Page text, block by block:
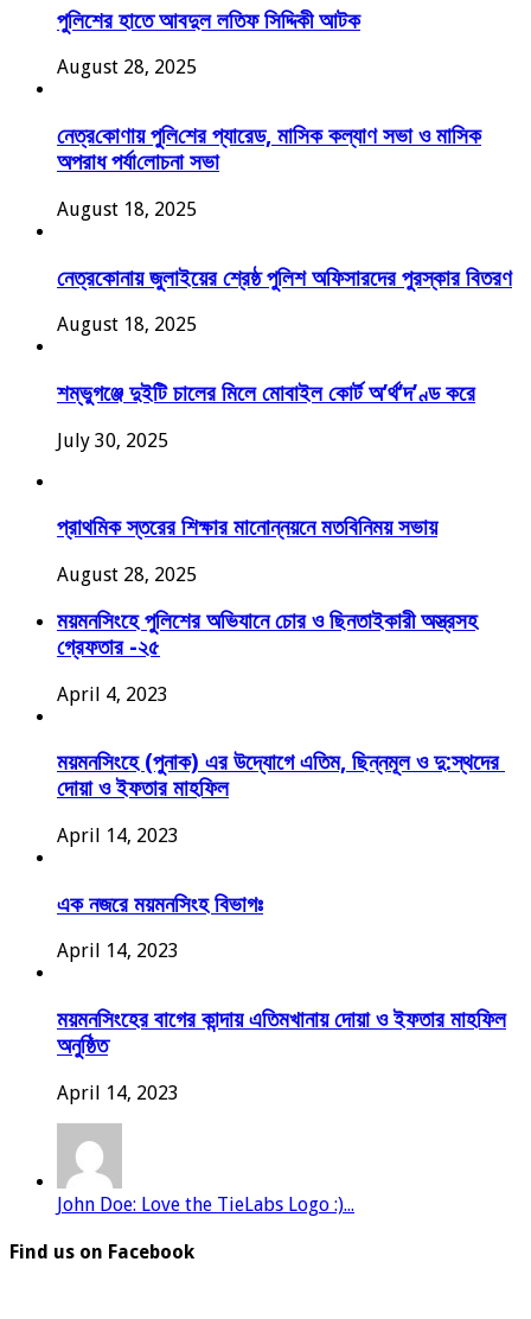
পুলিশের হাতে আবদুল লতিফ সিদ্দিকী আটক
August 28, 2025
নেত্র‌কোণায় পু‌লি‌শের প্যারেড, মাসিক কল্যাণ সভা ও মাসিক
অপরাধ পর্যা‌লোচনা সভা
August 18, 2025
নেত্রকোনায় জুলাইয়ের শ্রেষ্ঠ পুলিশ অফিসারদের পুরস্কার বিতরণ
August 18, 2025
শম্ভুগঞ্জে দুইটি চালের মিলে মোবাইল কোর্ট অ’র্থ’দ’ণ্ড করে
July 30, 2025
প্রাথমিক স্তরের শিক্ষার মানোন্নয়নে মতবিনিময় সভায়
August 28, 2025
ময়মনসিংহে পুলিশের অভিযানে চোর ও ছিনতাইকারী অস্ত্রসহ
গ্রেফতার -২৫
April 4, 2023
ময়মনসিংহে (পুনাক) এর উদ্যোগে এতিম, ছিন্নমূল ও দু:স্থদের
দোয়া ও ইফতার মাহফিল
April 14, 2023
এক নজরে ময়মনসিংহ বিভাগঃ
April 14, 2023
ময়মনসিংহের বাগের কান্দায় এতিমখানায় দোয়া ও ইফতার মাহফিল
অনুষ্ঠিত
April 14, 2023
John Doe: Love the TieLabs Logo :)...
Find us on Facebook